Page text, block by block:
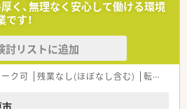
すい環境がございます。
旅行や宿泊施設との提携、お薬代負担
です。
ある方でも安心のサポート体制有り。お気
しているため一人当たりの業務負担が軽
く、無理なく安心して働ける環境
す！
討リストに追加
ク可 残業なし(ほぼなし含む) 転勤なし